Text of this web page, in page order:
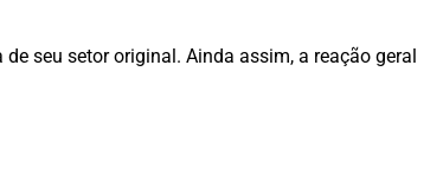
seu setor original. Ainda assim, a reação geral